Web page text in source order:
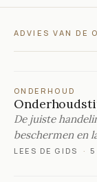
ADVIES VAN DE
ONDERHOUD
De juiste
beschermen en
LEES DE GIDS ·